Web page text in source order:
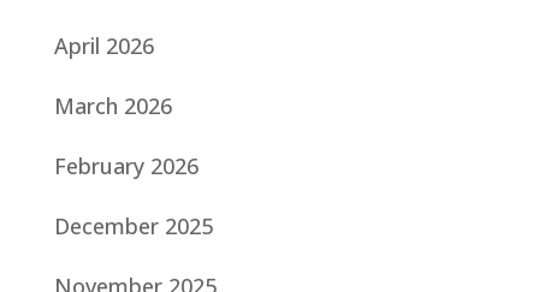
April 2026
March 2026
February 2026
December 2025
November 2025